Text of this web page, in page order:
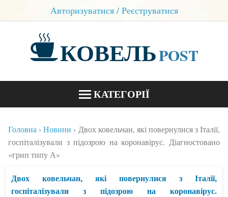
Авторизуватися / Реєструватися
КОВЕЛЬPOST
КАТЕГОРІЇ
БЛОГИ
Головна Новини
Двох ковельчан, які повернулися з Італії,
госпіталізували з підозрою на коронавірус. Діагностовано
«грип типу А»
Двох ковельчан, які повернулися з Італії,
госпіталізували з підозрою на коронавірус.